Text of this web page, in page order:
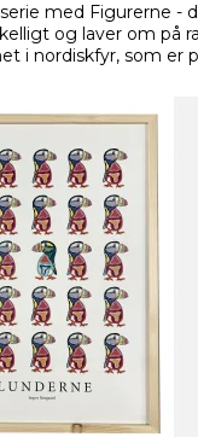
med Figurerne
og laver om på
i nordiskfyr, som er